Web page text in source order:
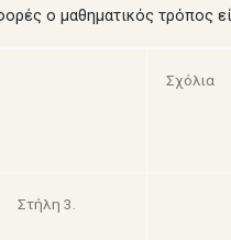
ο μαθηματικός τρόπος
Σχόλια
Στήλη 3.